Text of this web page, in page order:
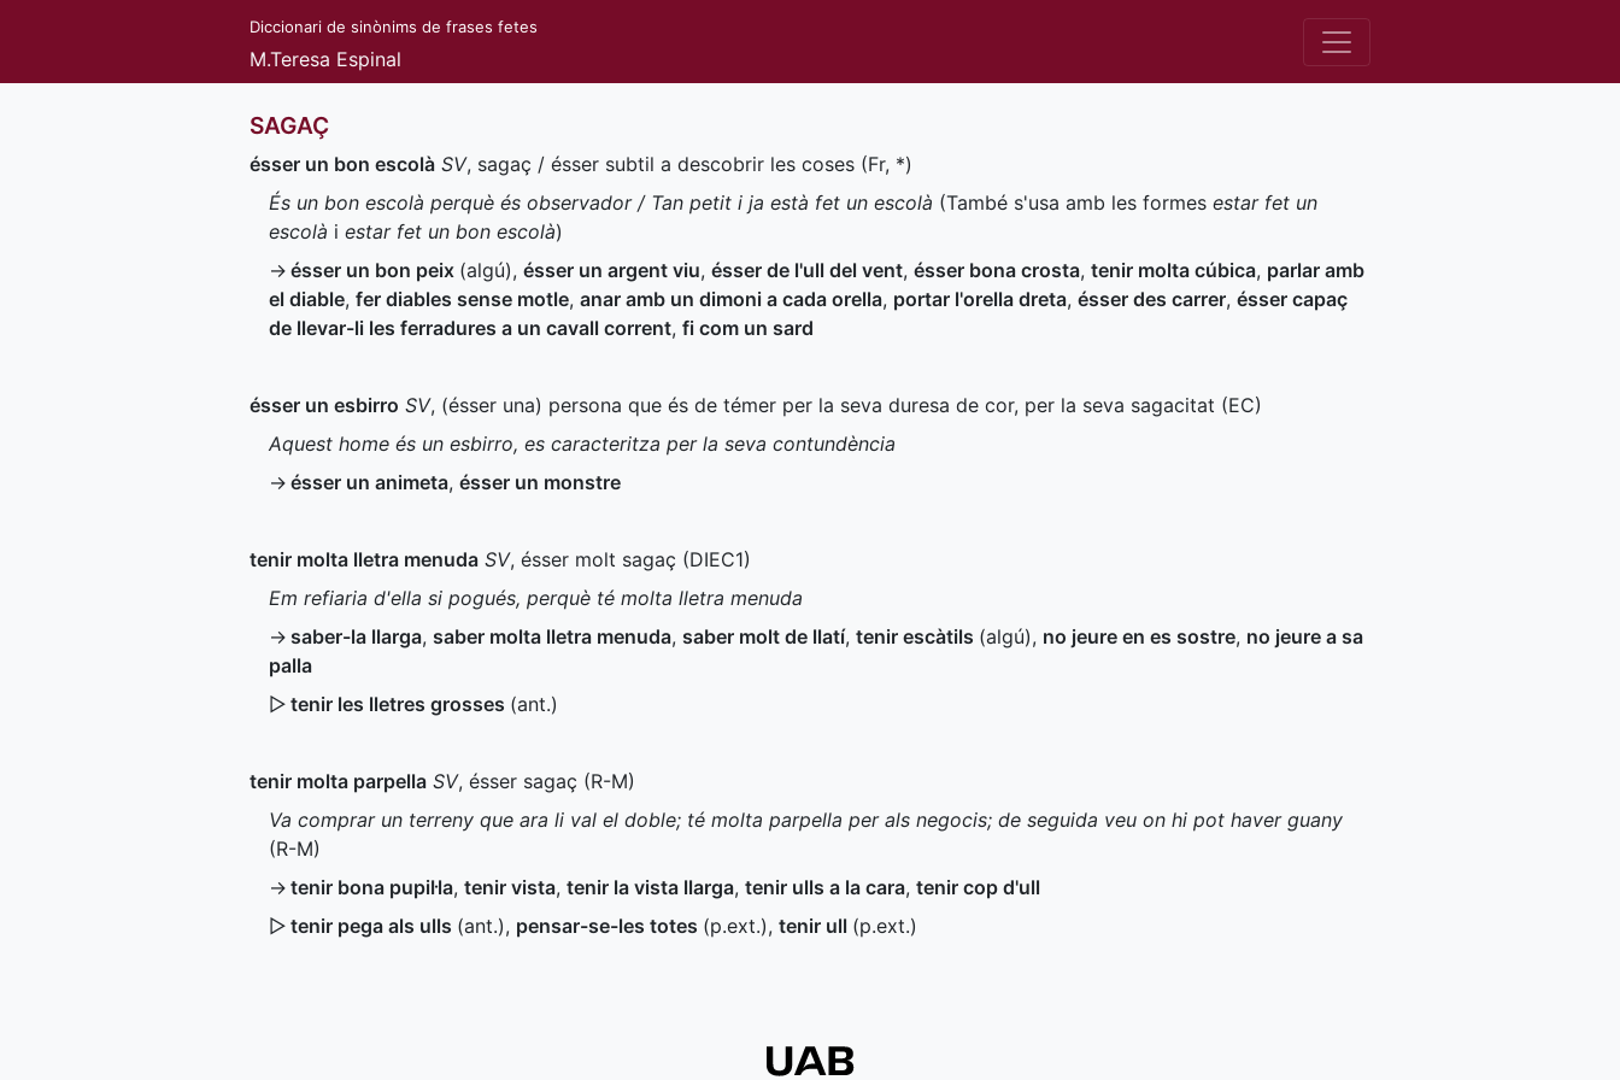
Diccionari de sinònims de frases fetes
M.Teresa Espinal
SAGAÇ
ésser un bon escolà SV, sagaç / ésser subtil a descobrir les coses (Fr, *)
És un bon escolà perquè és observador / Tan petit i ja està fet un escolà (També s'usa amb les formes estar fet un
escolà i estar fet un bon escolà)
→ ésser un bon peix (algú), ésser un argent viu, ésser de l'ull del vent, ésser bona crosta, tenir molta cúbica, parlar amb
el diable, fer diables sense motle, anar amb un dimoni a cada orella, portar l'orella dreta, ésser des carrer, ésser capaç
de llevar-li les ferradures a un cavall corrent, fi com un sard
ésser un esbirro SV, (ésser una) persona que és de témer per la seva duresa de cor, per la seva sagacitat (EC)
Aquest home és un esbirro, es caracteritza per la seva contundència
→ ésser un animeta, ésser un monstre
tenir molta lletra menuda SV, ésser molt sagaç (DIEC1)
Em refiaria d'ella si pogués, perquè té molta lletra menuda
→ saber-la llarga, saber molta lletra menuda, saber molt de llatí, tenir escàtils (algú), no jeure en es sostre, no jeure a sa
palla
▷ tenir les lletres grosses (ant.)
tenir molta parpella SV, ésser sagaç (R-M)
Va comprar un terreny que ara li val el doble; té molta parpella per als negocis; de seguida veu on hi pot haver guany
(R-M)
→ tenir bona pupil·la, tenir vista, tenir la vista llarga, tenir ulls a la cara, tenir cop d'ull
▷ tenir pega als ulls (ant.), pensar-se-les totes (p.ext.), tenir ull (p.ext.)